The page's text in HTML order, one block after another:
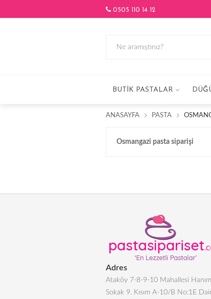
0505 110 14 12
BUTIK PASTALAR
ANASAYFA PASTA
Osmangazi pasta siparişi
Adres
Ataköy 7-8-9-10 Mahallesi
Sokak 9. Kısım A-10/B No:1E